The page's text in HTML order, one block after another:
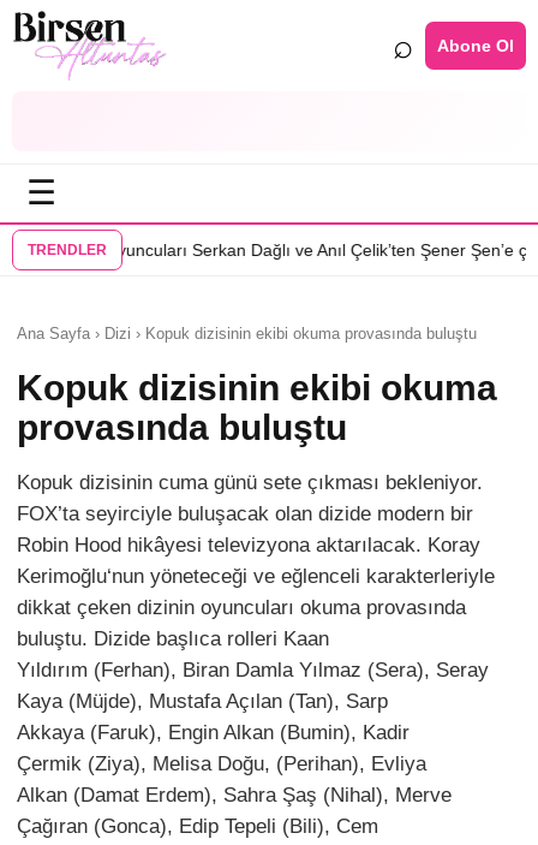
⌕ Abone Ol
☰
TRENDLER
Serkan Dağlı ve Anıl Çelik’ten Şener Şen’e çağrı•Özcan Deniz:
Ana Sayfa › Dizi › Kopuk dizisinin ekibi okuma provasında buluştu
Kopuk dizisinin ekibi okuma
provasında buluştu
Kopuk dizisinin cuma günü sete çıkması bekleniyor.
FOX’ta seyirciyle buluşacak olan dizide modern bir
Robin Hood hikâyesi televizyona aktarılacak. Koray
Kerimoğlu‘nun yöneteceği ve eğlenceli karakterleriyle
dikkat çeken dizinin oyuncuları okuma provasında
buluştu. Dizide başlıca rolleri Kaan
Yıldırım (Ferhan), Biran Damla Yılmaz (Sera), Seray
Kaya (Müjde), Mustafa Açılan (Tan), Sarp
Akkaya (Faruk), Engin Alkan (Bumin), Kadir
Çermik (Ziya), Melisa Doğu, (Perihan), Evliya
Alkan (Damat Erdem), Sahra Şaş (Nihal), Merve
Çağıran (Gonca), Edip Tepeli (Bili), Cem